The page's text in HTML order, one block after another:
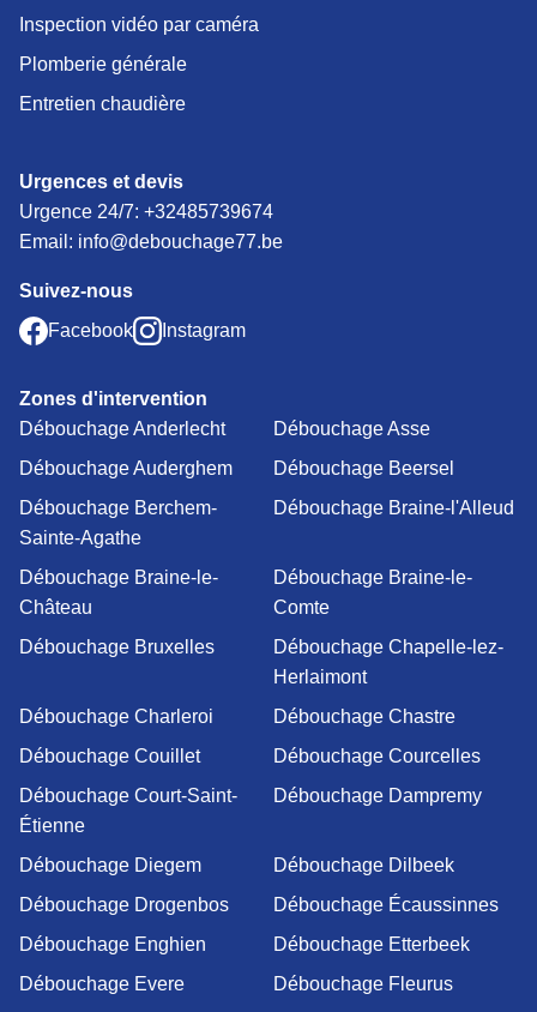
Inspection vidéo par caméra
Plomberie générale
Entretien chaudière
Urgences et devis
Urgence 24/7: +32485739674
Email: info@debouchage77.be
Suivez-nous
Facebook
Instagram
Zones d'intervention
Débouchage Anderlecht
Débouchage Asse
Débouchage Auderghem
Débouchage Beersel
Débouchage Berchem-
Sainte-Agathe
Débouchage Braine-l'Alleud
Débouchage Braine-le-
Château
Débouchage Braine-le-
Comte
Débouchage Bruxelles
Débouchage Chapelle-lez-
Herlaimont
Débouchage Charleroi
Débouchage Chastre
Débouchage Couillet
Débouchage Courcelles
Débouchage Court-Saint-
Étienne
Débouchage Dampremy
Débouchage Diegem
Débouchage Dilbeek
Débouchage Drogenbos
Débouchage Écaussinnes
Débouchage Enghien
Débouchage Etterbeek
Débouchage Evere
Débouchage Fleurus